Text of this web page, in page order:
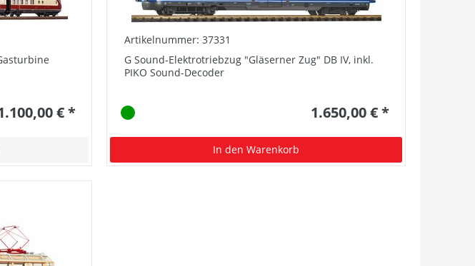
€ *
Artikelnummer: 37331
G Sound-Elektrotriebzug "Gläserner Zug" DB IV, inkl.
PIKO Sound-Decoder
1.650,00 € *
In den Warenkorb